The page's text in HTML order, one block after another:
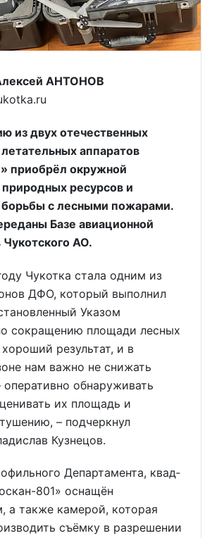
АНТОНОВ
из двух отечественных
аппаратов
приобрёл окружной
ресурсов и
борьбы с лесными пожарами.
Базе авиационной
АО.
Чукотка стала одним из
ДФО, который выполнил
Указом
сокращению площади лесных
результат, и в
нам важно не снижать
оперативно обнаруживать
их площадь и
– подчеркнул
Кузнецов.
Департамента, квад­
801» оснащён
а также камерой, которая
съёмку в разрешении